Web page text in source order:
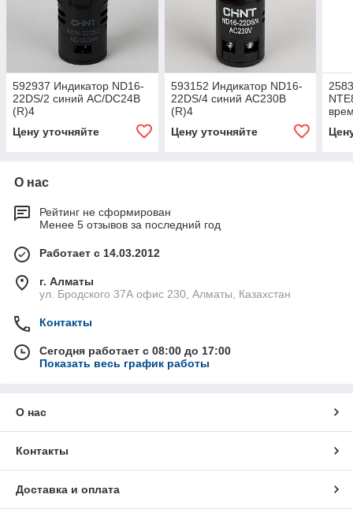
592937 Индикатор ND16-
22DS/2 синий АС/DC24В
(R)4
Цену уточняйте
593152 Индикатор ND16-
22DS/4 синий АС230В
(R)4
Цену уточняйте
О нас
Рейтинг не сформирован
Менее 5 отзывов за последний год
Работает с 14.03.2012
г. Алматы
ул. Бродского 37А офис 230, Алматы, Казахстан
Контакты
Сегодня работает с 08:00 до 17:00
Показать весь график работы
О нас
Контакты
Доставка и оплата